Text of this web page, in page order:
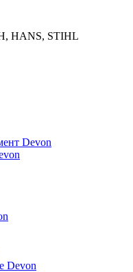
HANS, STIHL
Devon
Devon